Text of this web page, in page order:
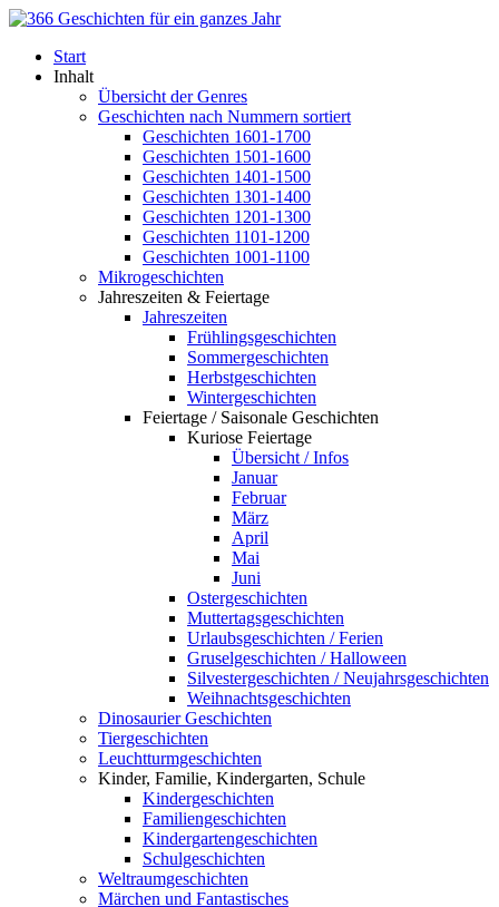
Start
Inhalt
Übersicht der Genres
Geschichten nach Nummern sortiert
Geschichten 1601-1700
Geschichten 1501-1600
Geschichten 1401-1500
Geschichten 1301-1400
Geschichten 1201-1300
Geschichten 1101-1200
Geschichten 1001-1100
Mikrogeschichten
Jahreszeiten & Feiertage
Jahreszeiten
Frühlingsgeschichten
Sommergeschichten
Herbstgeschichten
Wintergeschichten
Feiertage / Saisonale Geschichten
Kuriose Feiertage
Übersicht / Infos
Januar
Februar
März
April
Mai
Juni
Ostergeschichten
Muttertagsgeschichten
Urlaubsgeschichten / Ferien
Gruselgeschichten / Halloween
Silvestergeschichten / Neujahrsgeschichten
Weihnachtsgeschichten
Dinosaurier Geschichten
Tiergeschichten
Leuchtturmgeschichten
Kinder, Familie, Kindergarten, Schule
Kindergeschichten
Familiengeschichten
Kindergartengeschichten
Schulgeschichten
Weltraumgeschichten
Märchen und Fantastisches